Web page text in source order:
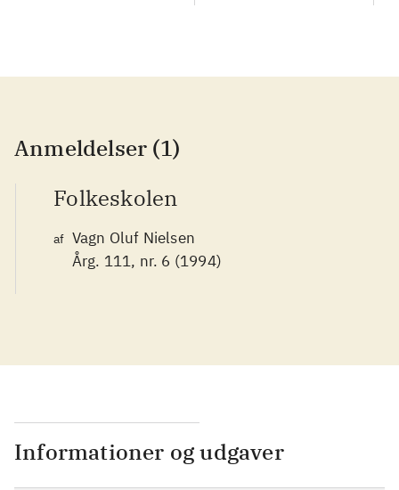
Anmeldelser (1)
Folkeskolen
af Vagn Oluf Nielsen
Årg. 111, nr. 6 (1994)
Informationer og udgaver